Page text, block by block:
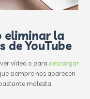
eliminar la
de YouTube
vídeo o para descargar
siempre nos aparecen
molesta.